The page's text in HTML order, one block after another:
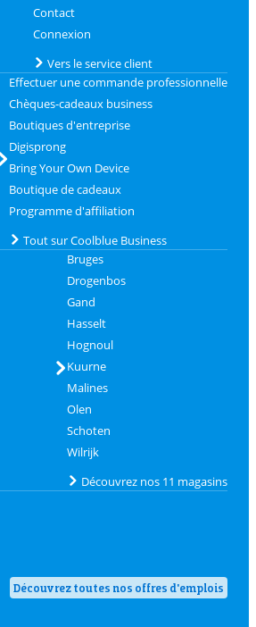
Contact
Connexion
Vers le service client
Effectuer une commande professionnelle
Chèques-cadeaux business
Boutiques d'entreprise
Digisprong
Bring Your Own Device
Boutique de cadeaux
Programme d'affiliation
Tout sur Coolblue Business
Bruges
Drogenbos
Gand
Hasselt
Hognoul
Kuurne
Malines
Olen
Schoten
Wilrijk
Découvrez nos 11 magasins
Découvrez toutes nos offres d'emplois